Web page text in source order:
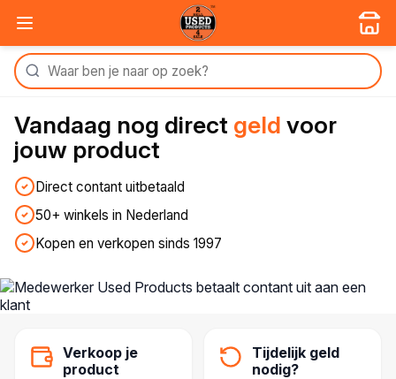
Vandaag nog direct geld voor
jouw product
Direct contant uitbetaald
50+ winkels in Nederland
Kopen en verkopen sinds 1997
Verkoop je
product
Tijdelijk geld
nodig?